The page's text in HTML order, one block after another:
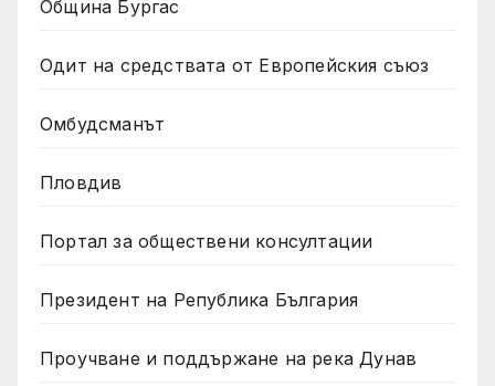
Община Бургас
Одит на средствата от Европейския съюз
Омбудсманът
Пловдив
Портал за обществени консултации
Президент на Република България
Проучване и поддържане на река Дунав